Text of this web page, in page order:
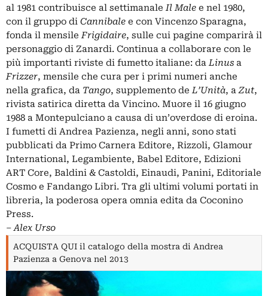
al 1981 contribuisce al settimanaleIl Male e nel 1980,
con il gruppo di Cannibale e con Vincenzo Sparagna,
fonda il mensileFrigidaire, sulle cui pagine comparirà il
personaggio di Zanardi. Continua a collaborare con le
più importanti riviste di fumetto italiane: daLinus a
Frizzer, mensile che cura per i primi numeri anche
nella grafica, da Tango, supplemento deL’Unità, aZut,
rivista satirica diretta da Vincino. Muore il 16 giugno
1988 a Montepulciano a causa di un’overdose di eroina.
I fumetti di Andrea Pazienza, negli anni, sono stati
pubblicati da Primo Carnera Editore, Rizzoli, Glamour
International, Legambiente, Babel Editore, Edizioni
ART Core, Baldini & Castoldi, Einaudi, Panini, Editoriale
Cosmo e Fandango Libri. Tra gli ultimi volumi portati in
libreria, la poderosa opera omnia edita da Coconino
Press.
–Alex Urso
ACQUISTA QUI il catalogo della mostra di Andrea
Pazienza a Genova nel 2013